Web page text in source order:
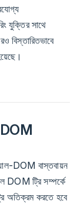
যুক্তির সাথে
বিস্তারিতভাবে
DOM বাস্তবায়ন
DOM ট্রি সম্পর্কে
অতিক্রম করতে হবে